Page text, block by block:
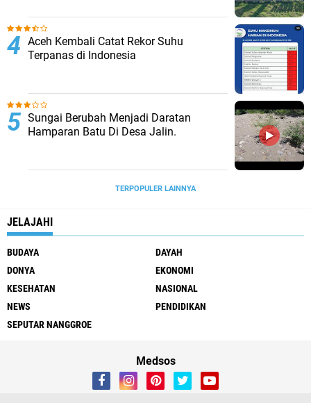
Aceh Kembali Catat Rekor Suhu
Terpanas di Indonesia
Sungai Berubah Menjadi Daratan
Hamparan Batu Di Desa Jalin.
TERPOPULER LAINNYA
JELAJAHI
BUDAYA
DAYAH
DONYA
EKONOMI
KESEHATAN
NASIONAL
NEWS
PENDIDIKAN
SEPUTAR NANGGROE
Medsos